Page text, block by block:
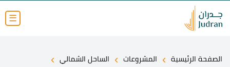
☰
الصفحة الرئيسية › المشروعات › الساحل الشمالي ›